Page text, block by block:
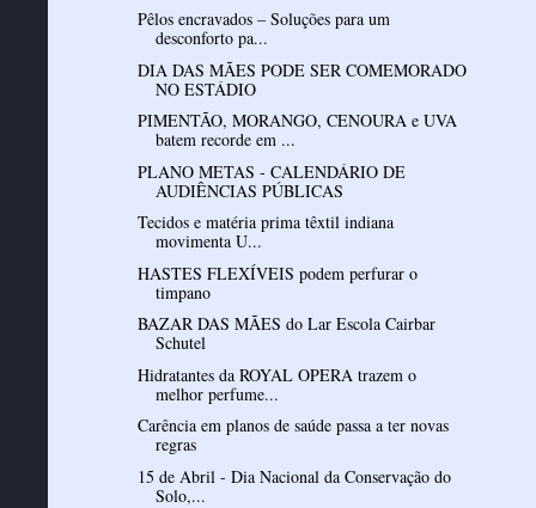
Pêlos encravados – Soluções para um
desconforto pa...
DIA DAS MÃES PODE SER COMEMORADO
NO ESTÁDIO
PIMENTÃO, MORANGO, CENOURA e UVA
batem recorde em ...
PLANO METAS - CALENDÁRIO DE
AUDIÊNCIAS PÚBLICAS
Tecidos e matéria prima têxtil indiana
movimenta U...
HASTES FLEXÍVEIS podem perfurar o
timpano
BAZAR DAS MÃES do Lar Escola Cairbar
Schutel
Hidratantes da ROYAL OPERA trazem o
melhor perfume...
Carência em planos de saúde passa a ter novas
regras
15 de Abril - Dia Nacional da Conservação do
Solo,...